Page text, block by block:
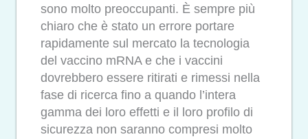
sono molto preoccupanti. È sempre più
chiaro che è stato un errore portare
rapidamente sul mercato la tecnologia
del vaccino mRNA e che i vaccini
dovrebbero essere ritirati e rimessi nella
fase di ricerca fino a quando l’intera
gamma dei loro effetti e il loro profilo di
sicurezza non saranno compresi molto